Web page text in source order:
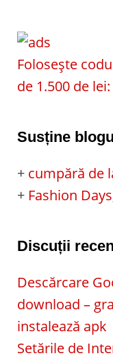
Folosește
de 1.500 de
Susține
+ cumpără de
+ Fashion Days
Discuții
Descărcare
download –
instalează apk
Setările de